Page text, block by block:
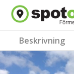
Beskrivning